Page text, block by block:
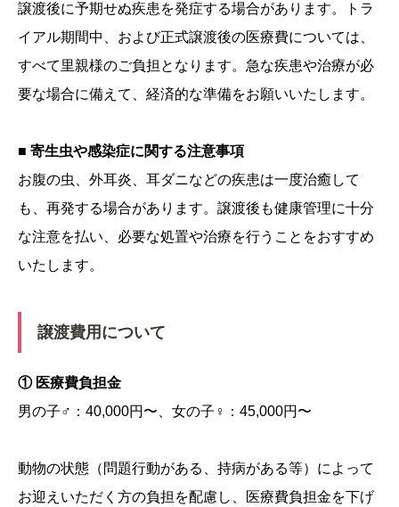
譲渡後に予期せぬ疾患を発症する場合があります。トラ
イアル期間中、および正式譲渡後の医療費については、
すべて里親様のご負担となります。急な疾患や治療が必
要な場合に備えて、経済的な準備をお願いいたします。
■ 寄生虫や感染症に関する注意事項
お腹の虫、外耳炎、耳ダニなどの疾患は一度治癒して
も、再発する場合があります。譲渡後も健康管理に十分
な注意を払い、必要な処置や治療を行うことをおすすめ
いたします。
譲渡費用について
① 医療費負担金
男の子♂：40,000円〜、女の子♀：45,000円〜
動物の状態（問題行動がある、持病がある等）によって
お迎えいただく方の負担を配慮し、医療費負担金を下げ